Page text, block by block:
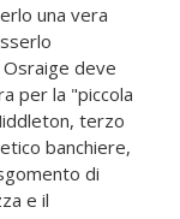
una vera
Osraige deve
per la "piccola
terzo
banchiere,
di
e il